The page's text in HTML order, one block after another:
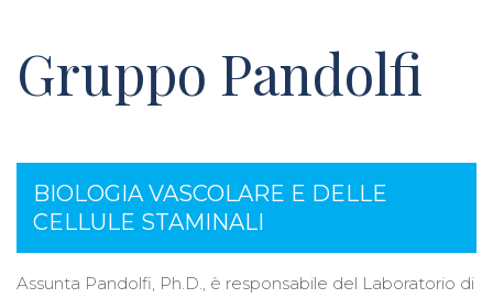
Gruppo Pandolfi
BIOLOGIA VASCOLARE E DELLE
CELLULE STAMINALI
Assunta Pandolfi, Ph.D., è responsabile del Laboratorio di